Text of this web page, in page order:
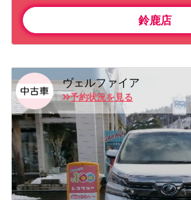
鈴鹿店
ヴェルファイア
予約状況を見る